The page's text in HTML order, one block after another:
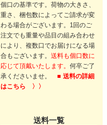
個口の基準です。荷物の大きさ、
重さ、梱包数によってご請求が変
わる場合がございます。 1回のご
注文でも重量や品目の組み合わせ
により、複数口でお届けになる場
合もございます。送料も個口数に
応じて頂戴いたします。何卒ご了
承くださいませ。■ 送料の詳細
はこちら 〉〉
送料一覧